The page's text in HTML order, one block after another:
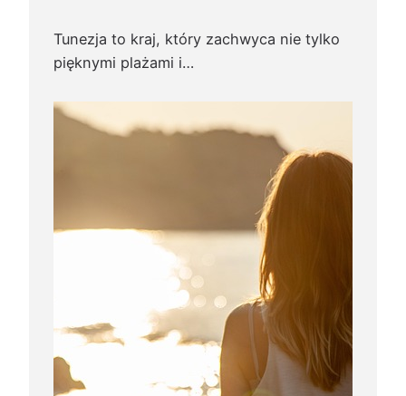
Tunezja to kraj, który zachwyca nie tylko
pięknymi plażami i…